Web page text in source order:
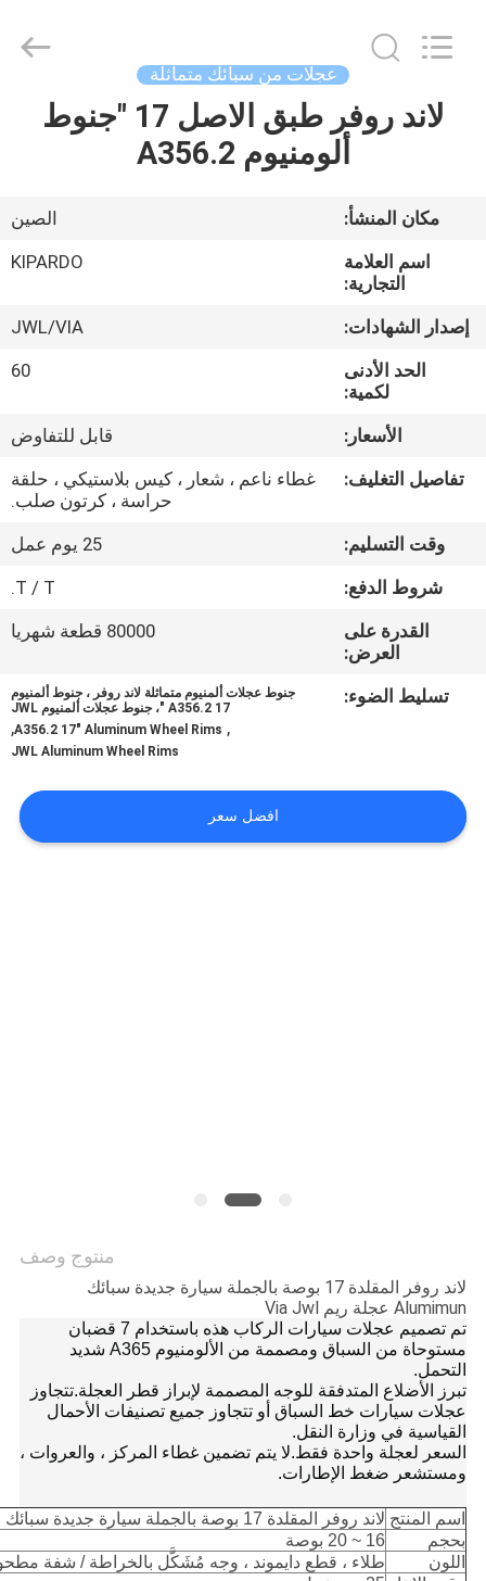
الصفحة
منتجات
معلومات
عنا
المعمل
مراقبة
الجودة
اتصل
اقتباس
Industry
Co.,Ltd.
عجلات من سبائك متماثلة
لاند روفر طبق الاصل 17 "جنوط
ألومنيوم A356.2
مكان المنشأ:
الصين
اسم العلامة
التجارية:
KIPARDO
إصدار الشهادات:
JWL/VIA
الحد الأدنى
لكمية:
60
الأسعار:
قابل للتفاوض
تفاصيل التغليف:
غطاء ناعم ، شعار ، كيس بلاستيكي ، حلقة
حراسة ، كرتون صلب.
وقت التسليم:
25 يوم عمل
شروط الدفع:
T / T.
القدرة على
العرض:
80000 قطعة شهريا
تسليط الضوء:
جنوط عجلات ألمنيوم متماثلة لاند روفر ، جنوط ألمنيوم
A356.2 17 "، جنوط عجلات ألمنيوم JWL
,
A356.2 17" Aluminum Wheel Rims
,
JWL Aluminum Wheel Rims
افضل سعر
منتوج وصف
لاند روفر المقلدة 17 بوصة بالجملة سيارة جديدة سبائك
Alumimun عجلة ريم Via Jwl
تم تصميم عجلات سيارات الركاب هذه باستخدام 7 قضبان
مستوحاة من السباق ومصممة من الألومنيوم A365 شديد
التحمل.
تبرز الأضلاع المتدفقة للوجه المصممة لإبراز قطر العجلة.تتجاوز
عجلات سيارات خط السباق أو تتجاوز جميع تصنيفات الأحمال
القياسية في وزارة النقل.
السعر لعجلة واحدة فقط.لا يتم تضمين غطاء المركز ، والعروات ،
ومستشعر ضغط الإطارات.
اسم المنتج لاند روفر المقلدة 17 بوصة بالجملة سيارة جديدة سبائك Alumimun عجلة ريم Via Jwl
بحجم
16 ~ 20 بوصة
اللون
طلاء ، قطع دايموند ، وجه مُشَكَّل بالخراطة / شفة